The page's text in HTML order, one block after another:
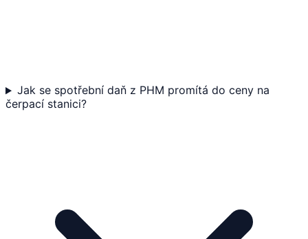
Jak se spotřební daň z PHM promítá do ceny na
čerpací stanici?